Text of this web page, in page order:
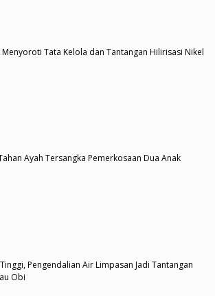
Tata Kelola dan Tantangan Hilirisasi Nikel
Ayah Tersangka Pemerkosaan Dua Anak
Pengendalian Air Limpasan Jadi Tantangan
Obi